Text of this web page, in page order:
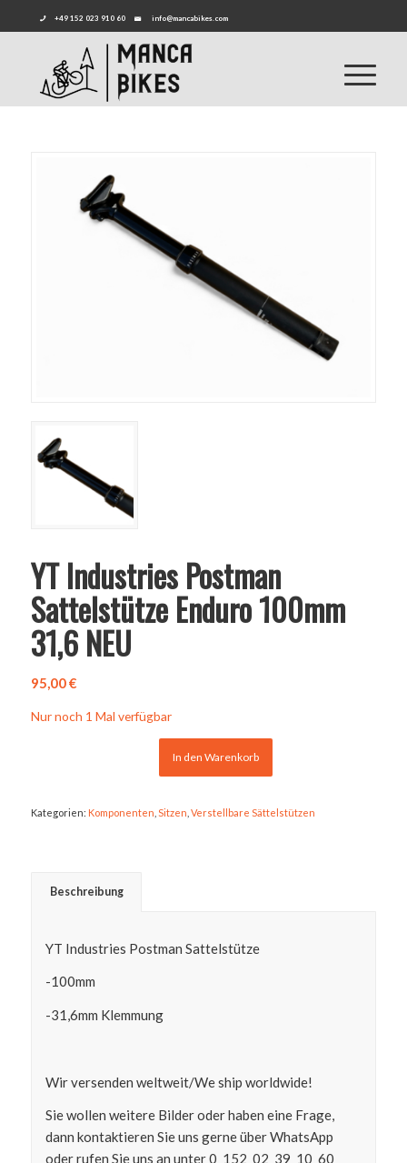
+49 152 023 910 60 info@mancabikes.com
YT Industries Postman
Sattelstütze Enduro 100mm
31,6 NEU
95,00€
Nur noch 1 Mal verfügbar
In den Warenkorb
Kategorien: Komponenten Sitzen Verstellbare Sättelstützen
Beschreibung
YT Industries Postman Sattelstütze
-100mm
-31,6mm Klemmung
Wir versenden weltweit/We ship worldwide!
Sie wollen weitere Bilder oder haben eine Frage,
dann kontaktieren Sie uns gerne über WhatsApp
oder rufen Sie uns an unter 0 152 02 39 10 60